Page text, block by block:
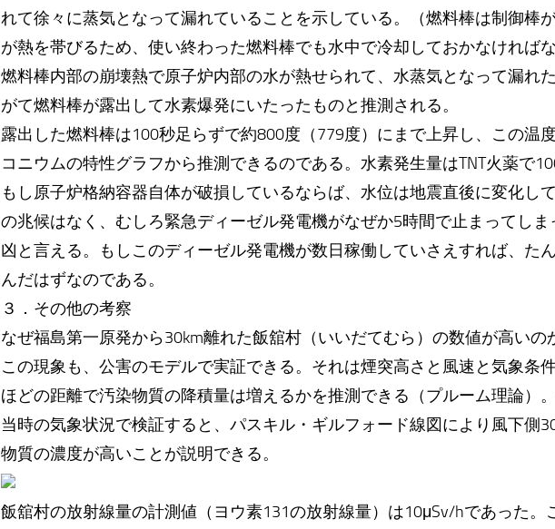
れて徐々に蒸気となって漏れていることを示している。（燃料棒は制御棒
が熱を帯びるため、使い終わった燃料棒でも水中で冷却しておかなければな
燃料棒内部の崩壊熱で原子炉内部の水が熱せられて、水蒸気となって漏れ
がて燃料棒が露出して水素爆発にいたったものと推測される。
露出した燃料棒は100秒足らずで約800度（779度）にまで上昇し、この温
コニウムの特性グラフから推測できるのである。水素発生量はTNT火薬で
もし原子炉格納容器自体が破損しているならば、水位は地震直後に変化し
の兆候はなく、むしろ緊急ディーゼル発電機がなぜか5時間で止まってし
凶と言える。もしこのディーゼル発電機が数日稼働していさえすれば、た
んだはずなのである。
３．その他の考察
なぜ福島第一原発から30km離れた飯舘村（いいだてむら）の数値が高いの
この現象も、公害のモデルで実証できる。それは煙突高さと風速と気象条
ほどの距離で汚染物質の降積量は増えるかを推測できる（プルーム理論）
当時の気象状況で検証すると、パスキル・ギルフォード線図により風下側
物質の濃度が高いことが説明できる。
飯舘村の放射線量の計測値（ヨウ素131の放射線量）は10μSv/hであった。